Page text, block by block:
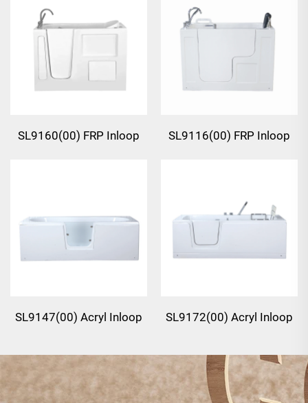
SL9160(00) FRP Inloop
SL9116(00) FRP Inloop
SL9147(00) Acryl Inloop
SL9172(00) Acryl Inloop